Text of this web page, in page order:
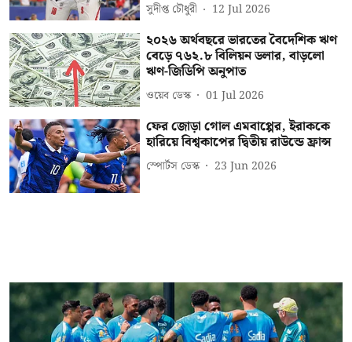
সুদীপ্ত চৌধুরী 12 Jul 2026
২০২৬ অর্থবছরে ভারতের বৈদেশিক ঋণ
বেড়ে ৭৬২.৮ বিলিয়ন ডলার, বাড়লো
ঋণ-জিডিপি অনুপাত
ওয়েব ডেস্ক 01 Jul 2026
ফের জোড়া গোল এমবাপ্পের, ইরাককে
হারিয়ে বিশ্বকাপের দ্বিতীয় রাউন্ডে ফ্রান্স
স্পোর্টস ডেস্ক 23 Jun 2026